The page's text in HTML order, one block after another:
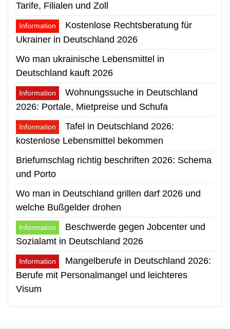
Tarife, Filialen und Zoll
Information
Kostenlose Rechtsberatung für
Ukrainer in Deutschland 2026
Wo man ukrainische Lebensmittel in
Deutschland kauft 2026
Information
Wohnungssuche in Deutschland
2026: Portale, Mietpreise und Schufa
Information
Tafel in Deutschland 2026:
kostenlose Lebensmittel bekommen
Briefumschlag richtig beschriften 2026: Schema
und Porto
Wo man in Deutschland grillen darf 2026 und
welche Bußgelder drohen
Information
Beschwerde gegen Jobcenter und
Sozialamt in Deutschland 2026
Information
Mangelberufe in Deutschland 2026:
Berufe mit Personalmangel und leichteres
Visum